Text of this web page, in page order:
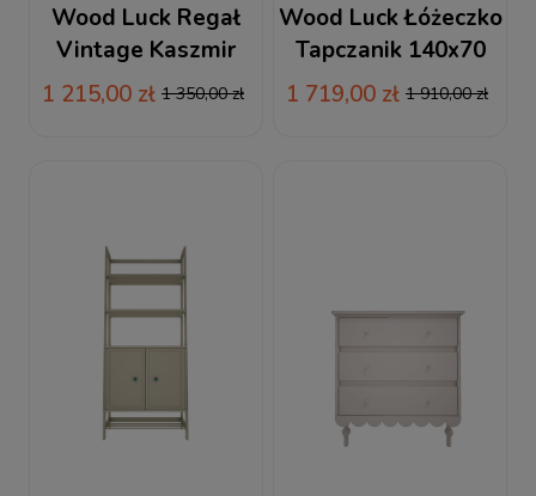
Wood Luck Regał
Vintage Kaszmir
1 215,00 zł 1 350,00 zł
Wood Luck Łóżeczko
Tapczanik 140x70
Vintage Eukaliptus
1 719,00 zł 1 910,00 zł